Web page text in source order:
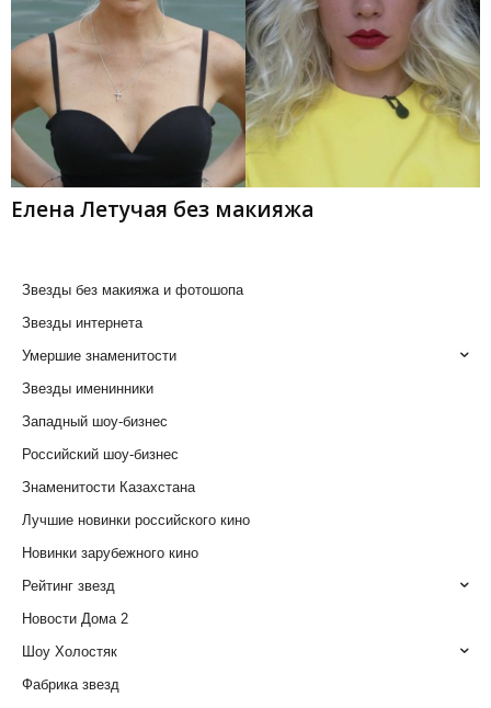
Елена Летучая без макияжа
Звезды без макияжа и фотошопа
Звезды интернета
Умершие знаменитости
Звезды именинники
Западный шоу-бизнес
Российский шоу-бизнес
Знаменитости Казахстана
Лучшие новинки российского кино
Новинки зарубежного кино
Рейтинг звезд
Новости Дома 2
Шоу Холостяк
Фабрика звезд